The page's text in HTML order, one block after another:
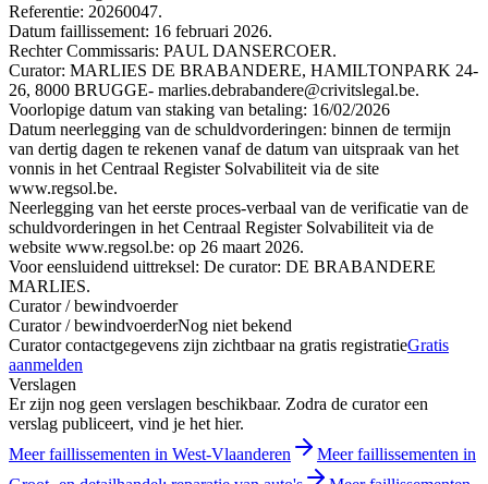
Referentie: 20260047.
Datum faillissement: 16 februari 2026.
Rechter Commissaris: PAUL DANSERCOER.
Curator: MARLIES DE BRABANDERE, HAMILTONPARK 24-
26, 8000 BRUGGE- marlies.debrabandere@crivitslegal.be.
Voorlopige datum van staking van betaling: 16/02/2026
Datum neerlegging van de schuldvorderingen: binnen de termijn
van dertig dagen te rekenen vanaf de datum van uitspraak van het
vonnis in het Centraal Register Solvabiliteit via de site
www.regsol.be.
Neerlegging van het eerste proces-verbaal van de verificatie van de
schuldvorderingen in het Centraal Register Solvabiliteit via de
website www.regsol.be: op 26 maart 2026.
Voor eensluidend uittreksel: De curator: DE BRABANDERE
MARLIES.
Curator / bewindvoerder
Curator / bewindvoerderNog niet bekend
Curator contactgegevens zijn zichtbaar na gratis registratieGratis
aanmelden
Verslagen
Er zijn nog geen verslagen beschikbaar. Zodra de curator een
verslag publiceert, vind je het hier.
Meer faillissementen in West-Vlaanderen
Meer faillissementen in